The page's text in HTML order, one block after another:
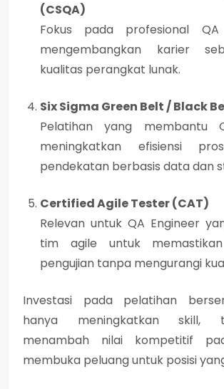
(CSQA)
Fokus pada profesional
mengembangkan karier
kualitas perangkat lunak.
Six Sigma Green Belt / Black
Pelatihan yang membantu
meningkatkan efisiensi
pendekatan berbasis data dan
Certified Agile Tester (CAT)
Relevan untuk QA Engineer
tim agile untuk
pengujian tanpa mengurangi
Investasi pada pelatihan
hanya meningkatkan skill,
menambah nilai kompetitif
membuka peluang untuk posisi